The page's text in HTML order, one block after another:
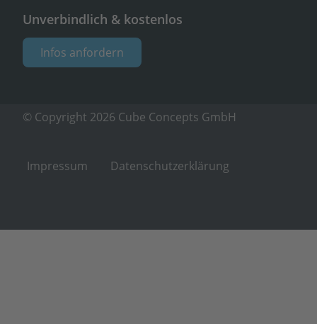
Unverbindlich & kostenlos
Infos anfordern
© Copyright 2026 Cube Concepts GmbH
Impressum Datenschutzerklärung